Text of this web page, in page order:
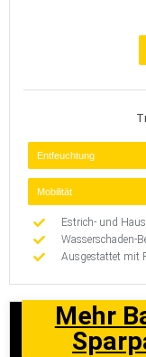
Entfeuchtung
Mobilität
Estrich- und
Wasserschaden-
Ausgestattet mit
Mehr